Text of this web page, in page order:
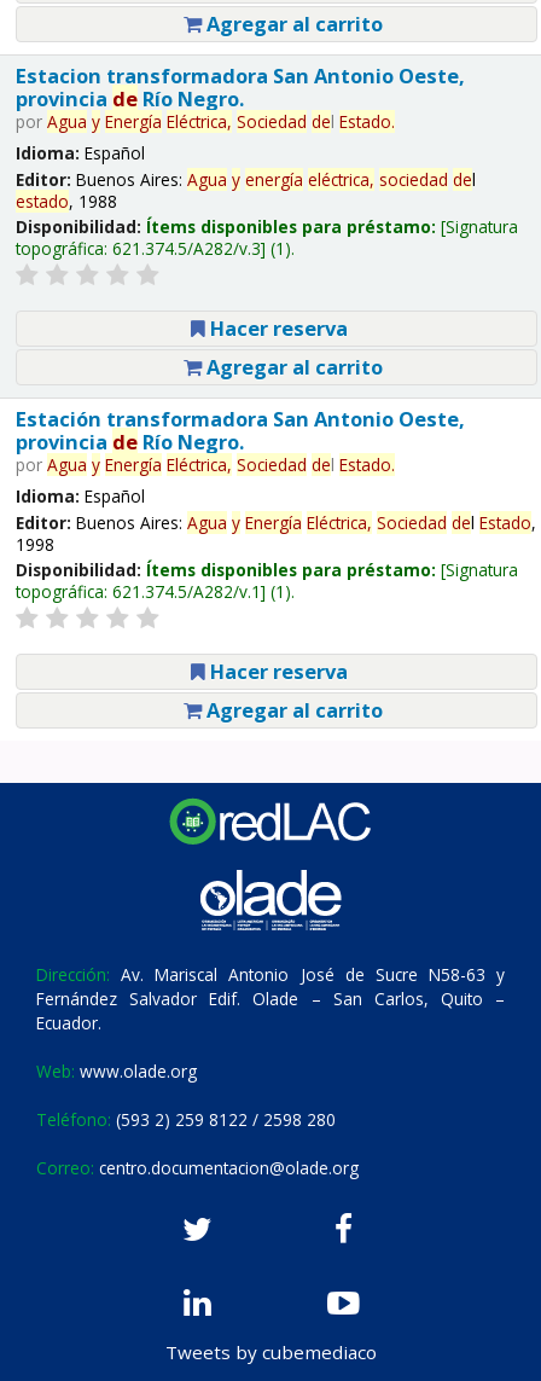
Agregar al carrito
Estacion transformadora San Antonio Oeste,
provincia deRío Negro.
por Agua y Energía Eléctrica, Sociedad del Estado.
Idioma: Español
Editor: Buenos Aires: Agua y energía eléctrica, sociedad del
estado, 1988
Disponibilidad: Ítems disponibles para préstamo: Signatura
topográfica: 621.374.5/A282/v.3 (1).
Hacer reserva
Agregar al carrito
Estación transformadora San Antonio Oeste,
provincia deRío Negro.
por Agua y Energía Eléctrica, Sociedad del Estado.
Idioma: Español
Editor: Buenos Aires: Agua y Energía Eléctrica, Sociedad del Estado,
1998
Disponibilidad: Ítems disponibles para préstamo: Signatura
topográfica: 621.374.5/A282/v.1 (1).
Hacer reserva
Agregar al carrito
Dirección: Av. Mariscal Antonio José de Sucre N58-63 y
Fernández Salvador Edif. Olade – San Carlos, Quito –
Ecuador.
Web: www.olade.org
Teléfono: (593 2) 259 8122 / 2598 280
Correo: centro.documentacion@olade.org
Tweets by cubemediaco